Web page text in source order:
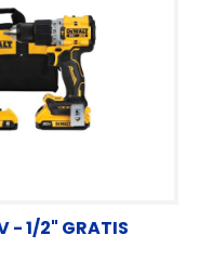
1/2" GRATIS